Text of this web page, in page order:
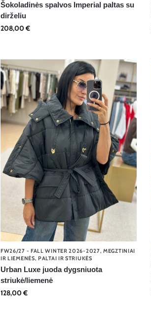
Šokoladinės spalvos Imperial paltas su
dirželiu
208,00 €
FW26/27 - FALL WINTER 2026-2027,MEGZTINIAI
IR LIEMENĖS,PALTAI IR STRIUKĖS
Urban Luxe juoda dygsniuota
striukė/liemenė
128,00 €